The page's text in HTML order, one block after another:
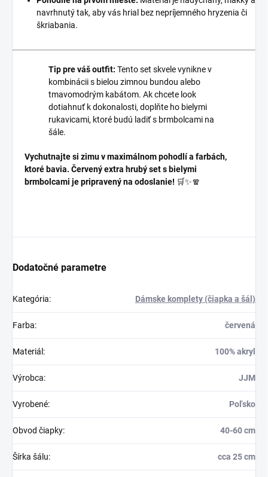
navrhnutý tak, aby vás hrial bez nepríjemného hryzenia či
škriabania.
Tip pre váš outfit: Tento set skvele vynikne v
kombinácii s bielou zimnou bundou alebo
tmavomodrým kabátom. Ak chcete look
dotiahnuť k dokonalosti, doplňte ho bielymi
rukavicami, ktoré budú ladiť s brmbolcami na
šále.
Vychutnajte si zimu v maximálnom pohodlí a farbách,
ktoré bavia. Červený extra hrubý set s bielymi
brmbolcami je pripravený na odoslanie! 🛒✨🧣
Dodatočné parametre
Kategória: Dámske komplety (čiapka a šál)
Farba: červená
Materiál : 100% akryl
Výrobca: JJM
Vyrobené: Poľsko
Obvod čiapky: 40-60 cm
Šírka šálu: cca 25 cm